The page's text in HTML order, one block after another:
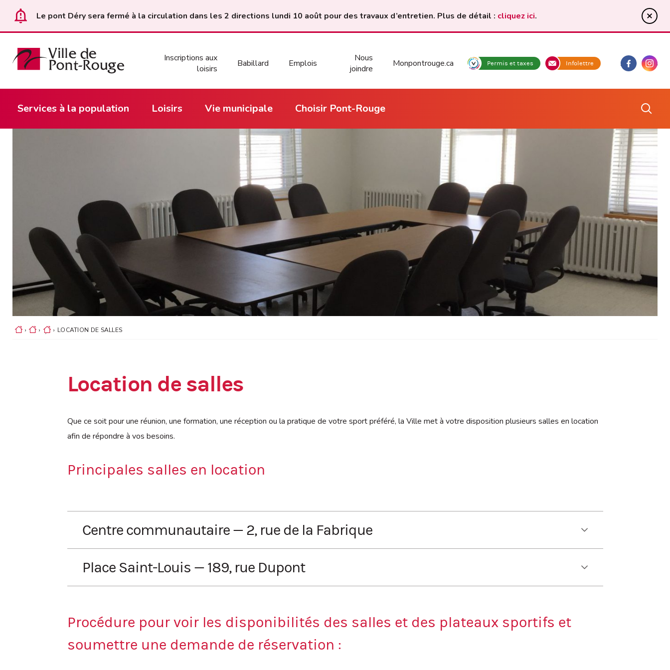
Le pont Déry sera fermé à la circulation dans les 2 directions lundi 10 août pour des travaux d’entretien. Plus de détail : cliquez ici.
Inscriptions aux
loisirs
Babillard Emplois
Nous
joindre
Monpontrouge.ca Permis et taxes Infolettre facebookInstagram
Services à la population Loisirs Vie municipale Choisir Pont-Rouge
›
›
› LOCATION DE SALLES
Location de salles
Que ce soit pour une réunion, une formation, une réception ou la pratique de votre sport préféré, la Ville met à votre disposition plusieurs salles en location
afin de répondre à vos besoins.
Principales salles en location
Centre communautaire — 2, rue de la Fabrique
Ouvert
Fermé
Local 0-5 ans
Place Saint-Louis — 189, rue Dupont
Ouvert
Fermé
Située au 1er étage
Accessible par l’escalier ou l’ascenseur de la porte #3
Procédure pour voir les disponibilités des salles et des plateaux sportifs et
soumettre une demande de réservation :